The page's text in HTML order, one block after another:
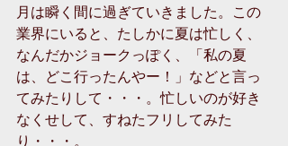
月は瞬く間に過ぎていきました。この
業界にいると、たしかに夏は忙しく、
なんだかジョークっぽく、「私の夏
は、どこ行ったんやー！」などと言っ
てみたりして・・・。忙しいのが好き
なくせして、すねたフリしてみた
り・・・。